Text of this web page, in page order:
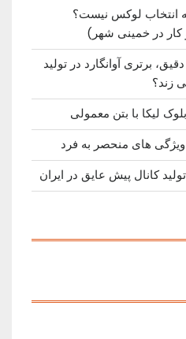
انتخاب لوکس نیست؟
در خمینی ‌شهر)
برتری آوانگارد در تولید
زند؟
لیکا با بتن معمولی
ویژگی های منحصر به فرد
کانال پیش عایق در ایران